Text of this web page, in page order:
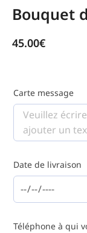
Bouquet
45.00€
Carte message
Date de livraison
Téléphone à qui